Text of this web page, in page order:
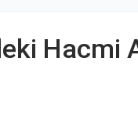
Hacmi